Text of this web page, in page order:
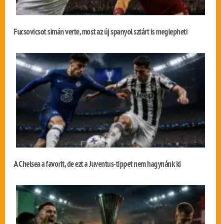
Fucsovicsot simán verte, most az új spanyol sztárt is meglepheti
A Chelsea a favorit, de ezt a Juventus-tippet nem hagynánk ki